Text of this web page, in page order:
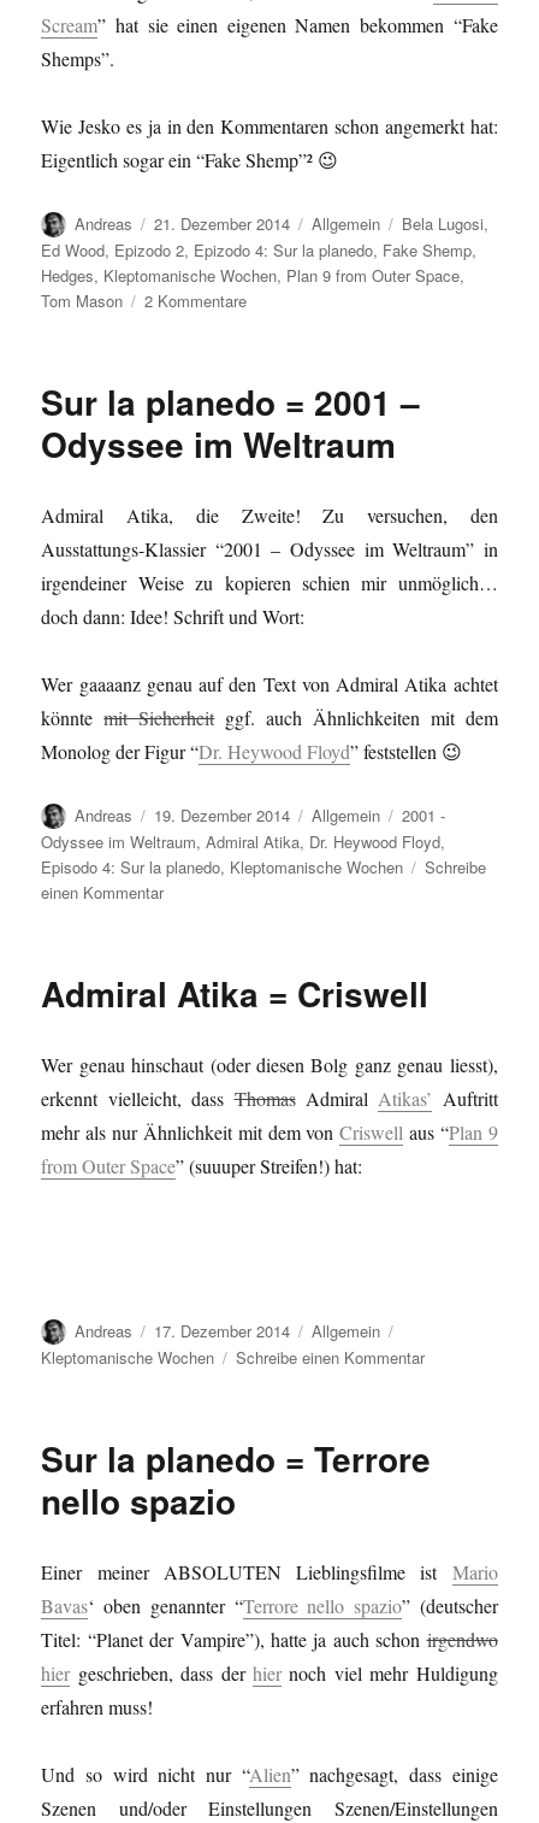
Scream” hat sie einen eigenen Namen bekommen “Fake
Shemps”.
Wie Jesko es ja in den Kommentaren schon angemerkt hat:
Eigentlich sogar ein “Fake Shemp”² 😉
Autor
Andreas
Veröffentlicht
am
21. Dezember 2014 Kategorien
Allgemein Schlagwörter
Bela Lugosi,
Ed Wood, Epizodo 2, Epizodo 4: Sur la planedo, Fake Shemp,
Hedges, Kleptomanische Wochen, Plan 9 from Outer Space,
Tom Mason
2 Kommentarezu
=
Mason
Sur la planedo = 2001 –
Odyssee im Weltraum
Admiral Atika, die Zweite! Zu versuchen, den
Ausstattungs-Klassier “2001 – Odyssee im Weltraum” in
irgendeiner Weise zu kopieren schien mir unmöglich…
doch dann: Idee! Schrift und Wort:
Wer gaaaanz genau auf den Text von Admiral Atika achtet
könntemit Sicherheitggf. auch Ähnlichkeiten mit dem
Monolog der Figur “Dr. Heywood Floyd” feststellen 😉
Autor
Andreas
Veröffentlicht
am
19. Dezember 2014 Kategorien
Allgemein Schlagwörter
2001 -
Odyssee im Weltraum,Admiral Atika, Dr. Heywood Floyd,
Episodo 4: Sur la planedo, Kleptomanische Wochen
Schreibe
einen Kommentarzu
Odyssee
im
Admiral Atika = Criswell
Wer genau hinschaut (oder diesen Bolg ganz genau liesst),
erkennt vielleicht, dassThomasAdmiral Atikas’ Auftritt
mehr als nur Ähnlichkeit mit dem vonCriswell aus “Plan 9
from Outer Space” (suuuper Streifen!) hat:
Autor
Andreas
Veröffentlicht
am
17. Dezember 2014 Kategorien
Allgemein
Kleptomanische Wochen
Schreibe einen Kommentarzu
Criswell
Sur la planedo = Terrore
nello spazio
Einer meiner ABSOLUTEN Lieblingsfilme ist Mario
Bavas‘ oben genannter “Terrore nello spazio” (deutscher
Titel: “Planet der Vampire”), hatte ja auch schonirgendwo
hiergeschrieben, dass der hiernoch viel mehr Huldigung
erfahren muss!
Und so wird nicht nur “Alien” nachgesagt, dass einige
Szenen und/oder Einstellungen Szenen/Einstellungen